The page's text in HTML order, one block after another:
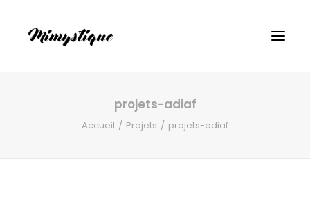
projets-adiaf
Accueil Projets projets-adiaf